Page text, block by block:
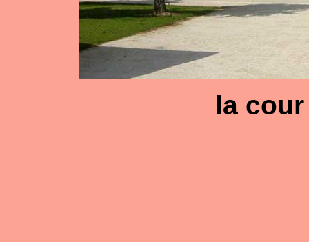
la